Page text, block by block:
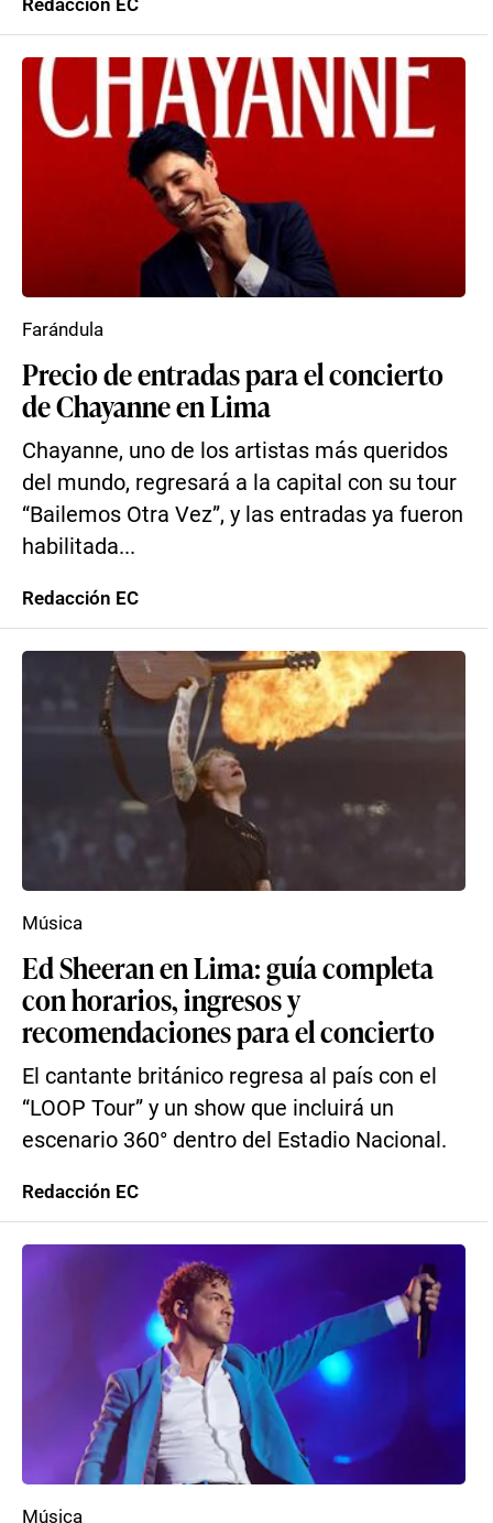
Redacción EC
Precio de entradas para el concierto
de Chayanne en Lima
Chayanne, uno de los artistas más queridos
del mundo, regresará a la capital con su tour
“Bailemos Otra Vez”, y las entradas ya fueron
habilitada...
Farándula
Redacción EC
Ed Sheeran en Lima: guía completa
con horarios, ingresos y
recomendaciones para el concierto
El cantante británico regresa al país con el
“LOOP Tour” y un show que incluirá un
escenario 360° dentro del Estadio Nacional.
Música
Redacción EC
Música